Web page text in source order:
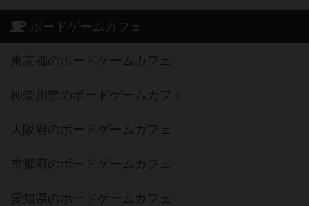
ボードゲームカフェ
東京都のボードゲームカフェ
神奈川県のボードゲームカフェ
大阪府のボードゲームカフェ
京都府のボードゲームカフェ
愛知県のボードゲームカフェ